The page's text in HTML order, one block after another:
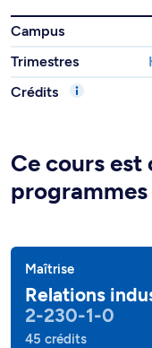
Campus
Trimestres
Crédits
Ce cours
Maîtrise
Relations
2-230-1-0
45 crédits